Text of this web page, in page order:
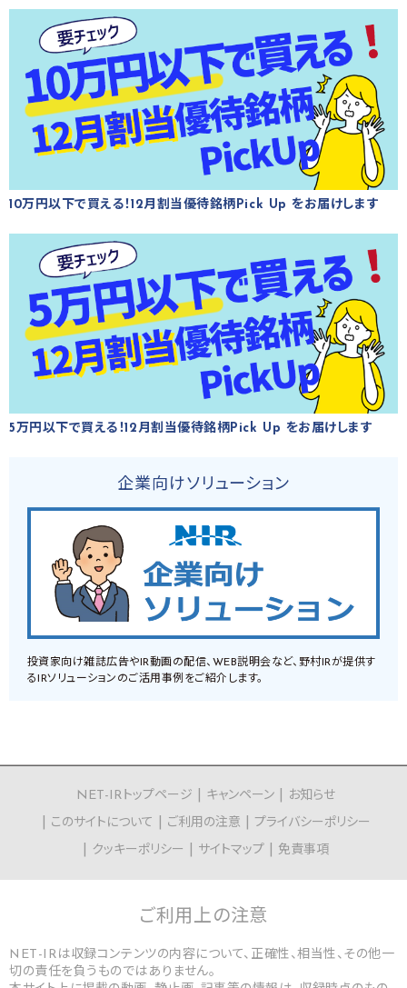
10万円以下で買える！12月割当優待銘柄Pick Up をお届けします
5万円以下で買える！12月割当優待銘柄Pick Up をお届けします
企業向けソリューション
投資家向け雑誌広告やIR動画の配信、WEB説明会など、野村IRが提供す
るIRソリューションのご活用事例をご紹介します。
NET-IRトップページ キャンペーン
お知らせ
このサイトについて
ご利用の注意
プライバシーポリシー
クッキーポリシー
サイトマップ 免責事項
ご利用上の注意
NET-IRは収録コンテンツの内容について、正確性、相当性、その他一
切の責任を負うものではありません。